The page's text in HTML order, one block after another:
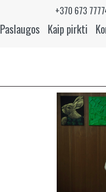
+370 673
Paslaugos Kaip pirkti